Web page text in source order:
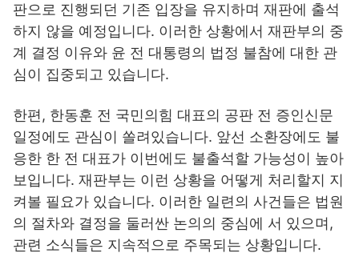
판으로 진행되던 기존 입장을 유지하며 재판에 출석
하지 않을 예정입니다. 이러한 상황에서 재판부의 중
계 결정 이유와 윤 전 대통령의 법정 불참에 대한 관
심이 집중되고 있습니다.
한편, 한동훈 전 국민의힘 대표의 공판 전 증인신문
일정에도 관심이 쏠려있습니다. 앞선 소환장에도 불
응한 한 전 대표가 이번에도 불출석할 가능성이 높아
보입니다. 재판부는 이런 상황을 어떻게 처리할지 지
켜볼 필요가 있습니다. 이러한 일련의 사건들은 법원
의 절차와 결정을 둘러싼 논의의 중심에 서 있으며,
관련 소식들은 지속적으로 주목되는 상황입니다.